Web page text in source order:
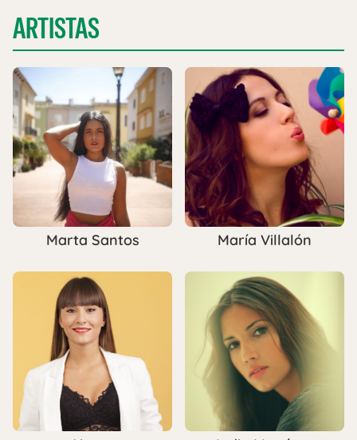
ARTISTAS
Marta Santos María Villalón